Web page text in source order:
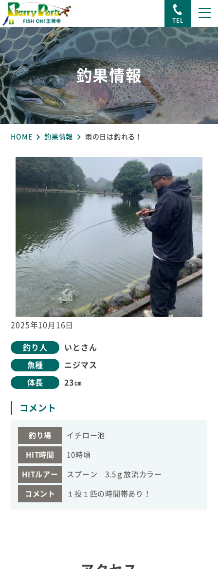
TEL
釣果情報
HOME 釣果情報 雨の日は釣れる！
2025年10月16日
釣り人 いとさん
魚種 ニジマス
体長 23㎝
コメント
釣り場 イチロー池
HIT時間 10時頃
HITルアー スプーン 3.5ｇ放流カラー
コメント １投１匹の時間帯あり！